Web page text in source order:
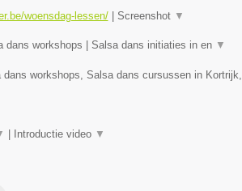
woensdag-lessen/| Screenshot ▼
dans workshops | Salsa dans initiaties in en ▼
workshops, Salsa dans cursussen in Kortrijk,
Introductie video ▼